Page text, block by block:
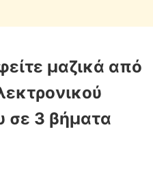
μαζικά από
σε 3 βήματα